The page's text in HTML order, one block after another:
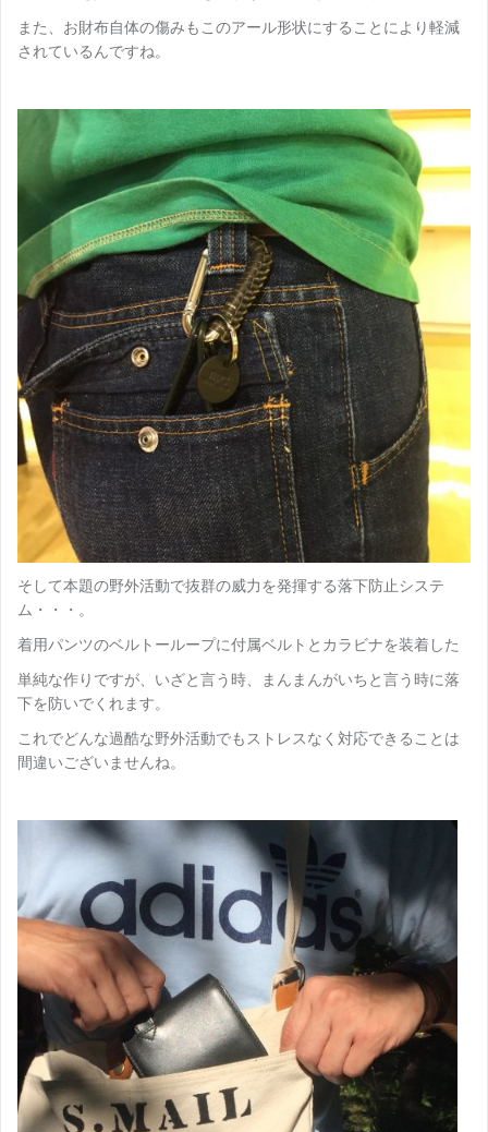
また、お財布自体の傷みもこのアール形状にすることにより軽減
されているんですね。
そして本題の野外活動で抜群の威力を発揮する落下防止システ
ム・・・。
着用パンツのベルトーループに付属ベルトとカラビナを装着した
単純な作りですが、いざと言う時、まんまんがいちと言う時に落
下を防いでくれます。
これでどんな過酷な野外活動でもストレスなく対応できることは
間違いございませんね。